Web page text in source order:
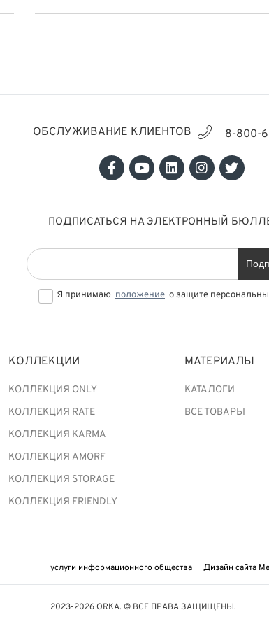
ОБСЛУЖИВАНИЕ КЛИЕНТОВ 8-800-
ПОДПИСАТЬСЯ НА ЭЛЕКТРОННЫЙ
Я принимаю положение о защите
КОЛЛЕКЦИИ
КОЛЛЕКЦИЯ ONLY
КОЛЛЕКЦИЯ RATE
КОЛЛЕКЦИЯ KARMA
КОЛЛЕКЦИЯ AMORF
КОЛЛЕКЦИЯ STORAGE
КОЛЛЕКЦИЯ FRIENDLY
МАТЕРИАЛЫ
КАТАЛОГИ
ВСЕ ТОВАРЫ
услуги информационного общества Дизайн сайта
2023-2026 ORKA. © ВСЕ ПРАВА ЗАЩИЩЕНЫ.